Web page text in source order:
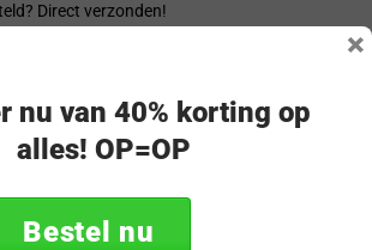
Direct verzonden!
te bestellen. Snel geleverd!”
nu van 40% korting op
alles! OP=OP
Bestel nu
×